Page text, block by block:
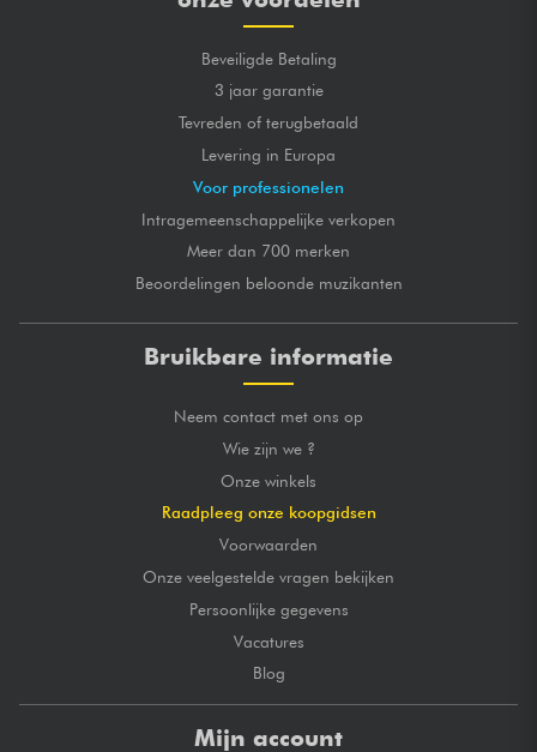
Beveiligde Betaling
3 jaar garantie
Tevreden of terugbetaald
Levering in Europa
Voor professionelen
Intragemeenschappelijke verkopen
Meer dan 700 merken
Beoordelingen beloonde muzikanten
Bruikbare informatie
Neem contact met ons op
Wie zijn we ?
Onze winkels
Raadpleeg onze koopgidsen
Voorwaarden
Onze veelgestelde vragen bekijken
Persoonlijke gegevens
Vacatures
Blog
Mijn account